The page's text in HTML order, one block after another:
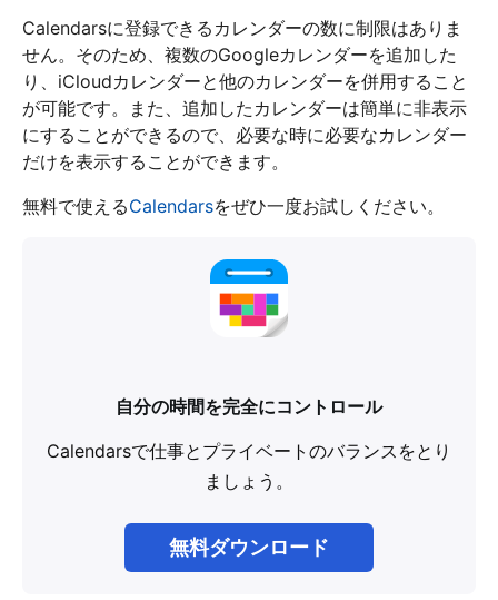
Calendarsに登録できるカレンダーの数に制限はありま
せん。そのため、複数のGoogleカレンダーを追加した
り、iCloudカレンダーと他のカレンダーを併用すること
が可能です。また、追加したカレンダーは簡単に非表示
にすることができるので、必要な時に必要なカレンダー
だけを表示することができます。
無料で使えるCalendarsをぜひ一度お試しください。
自分の時間を完全にコントロール
Calendarsで仕事とプライベートのバランスをとり
ましょう。
無料ダウンロード